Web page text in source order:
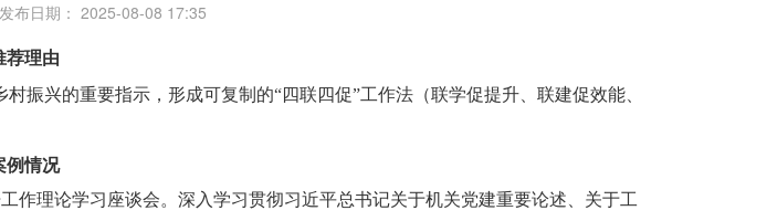
布日期： 2025-08-08 17:35
荐理由
振兴的重要指示，形成可复制的“四联四促”工作法（联学促提升、联建促效能、
例情况
作理论学习座谈会。深入学习贯彻习近平总书记关于机关党建重要论述、关于工